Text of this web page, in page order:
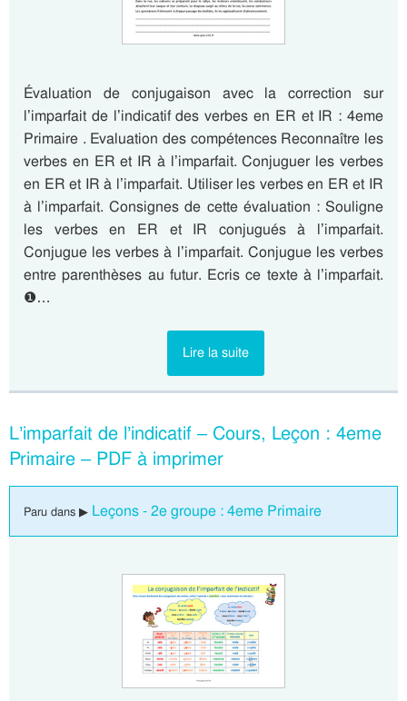
Évaluation de conjugaison avec la correction sur
l’imparfait de l’indicatif des verbes en ER et IR : 4eme
Primaire . Evaluation des compétences Reconnaître les
verbes en ER et IR à l’imparfait. Conjuguer les verbes
en ER et IR à l’imparfait. Utiliser les verbes en ER et IR
à l’imparfait. Consignes de cette évaluation : Souligne
les verbes en ER et IR conjugués à l’imparfait.
Conjugue les verbes à l’imparfait. Conjugue les verbes
entre parenthèses au futur. Ecris ce texte à l’imparfait.
❶…
Lire la suite
L’imparfait de l’indicatif – Cours, Leçon : 4eme
Primaire – PDF à imprimer
Paru dans ▶ Leçons - 2e groupe : 4eme Primaire